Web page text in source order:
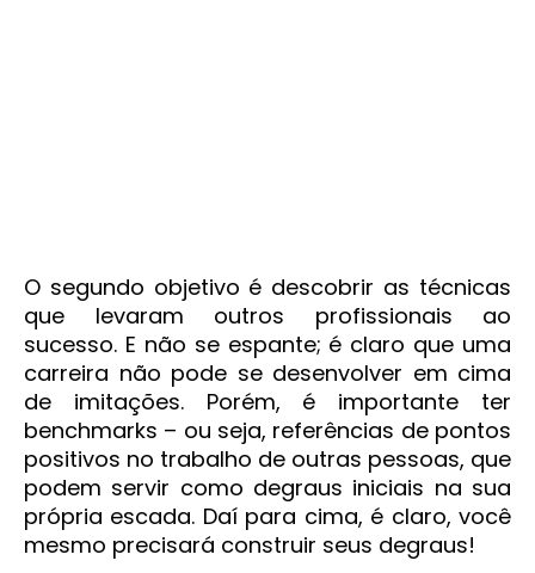
O segundo objetivo é descobrir as técnicas
que levaram outros profissionais ao
sucesso. E não se espante; é claro que uma
carreira não pode se desenvolver em cima
de imitações. Porém, é importante ter
benchmarks – ou seja, referências de pontos
positivos no trabalho de outras pessoas, que
podem servir como degraus iniciais na sua
própria escada. Daí para cima, é claro, você
mesmo precisará construir seus degraus!